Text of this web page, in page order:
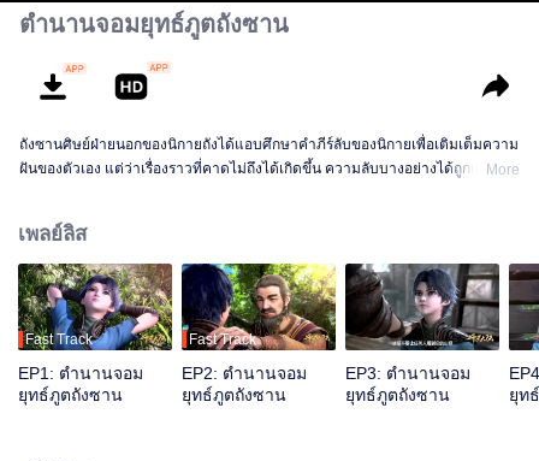
ตำนานจอมยุทธ์ภูตถังซาน
ถังซานศิษย์ฝ่ายนอกของนิกายถังได้แอบศึกษาคำภีร์ลับของนิกายเพื่อเติมเต็มความ
ฝันของตัวเอง แต่ว่าเรื่องราวที่คาดไม่ถึงได้เกิดขึ้น ความลับบางอย่างได้ถูกเปิดเผย
พลังวิญญาณ ซึ่งเป็นโลกที่ไม่มีเวทมนตร์ ไม่มีวิชาการต่อสู้ แต่กลับมีพลังแห่งจิต
วิญญาณที่น่าประหลาด โดยในโลกนี้ผู้คนต่อสู้กันโดยใช้สิ่งที่เรียกว่าพลังวิญญาณ
ถังซานจะใช้ชีวิตในโลกใบนี้ต่อไปอย่างไร การผจญภัยได้เริ่มขึ้นแล้ว.....
More
เพลย์ลิส
Fast Track
EP1: ตำนานจอม
ยุทธ์ภูตถังซาน
Fast Track
EP2: ตำนานจอม
ยุทธ์ภูตถังซาน
EP3: ตำนานจอม
ยุทธ์ภูตถังซาน
ยุท